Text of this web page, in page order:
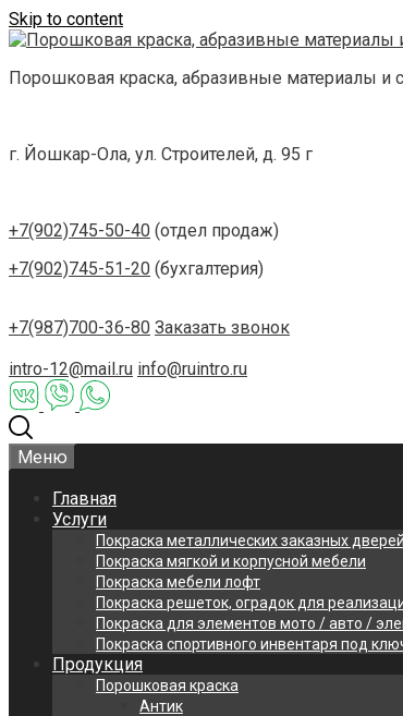
Skip to content
Порошковая краска, абразивные материалы и
г. Йошкар-Ола, ул. Строителей, д. 95 г
+7(902)745-50-40 (отдел продаж)
+7(902)745-51-20 (бухгалтерия)
+7(987)700-36-80 Заказать звонок
intro-12@mail.ru info@ruintro.ru
Меню
Главная
Услуги
Покраска металлических заказных дверей
Покраска мягкой и корпусной мебели
Покраска мебели лофт
Покраска решеток, оградок для
Покраска для элементов мото / авто /
Покраска спортивного инвентаря под
Продукция
Порошковая краска
Антик